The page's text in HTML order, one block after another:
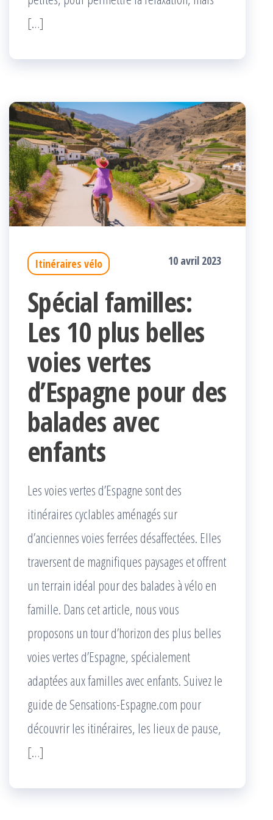
[…]
Itinéraires vélo 10 avril 2023
Spécial familles:
Les 10 plus belles
voies vertes
d’Espagne pour des
balades avec
enfants
Les voies vertes d’Espagne sont des
itinéraires cyclables aménagés sur
d’anciennes voies ferrées désaffectées. Elles
traversent de magnifiques paysages et offrent
un terrain idéal pour des balades à vélo en
famille. Dans cet article, nous vous
proposons un tour d’horizon des plus belles
voies vertes d’Espagne, spécialement
adaptées aux familles avec enfants. Suivez le
guide de Sensations-Espagne.com pour
découvrir les itinéraires, les lieux de pause,
[…]